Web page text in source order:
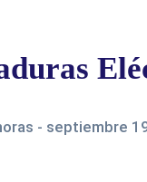
- septiembre